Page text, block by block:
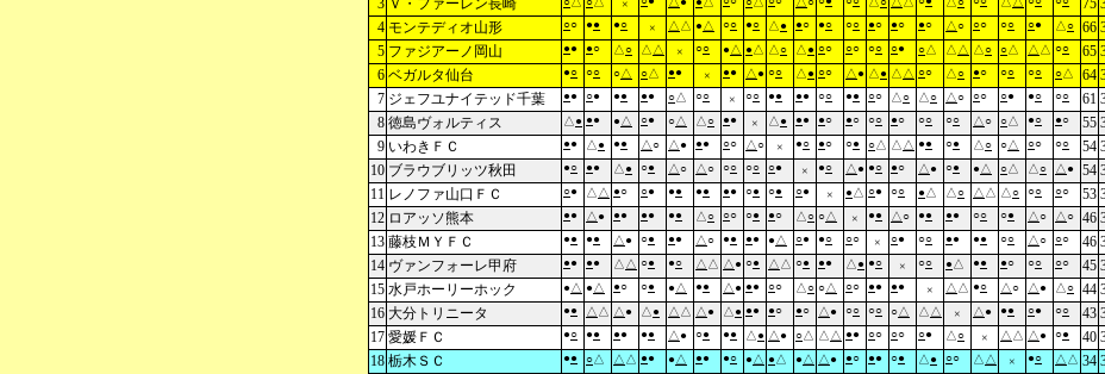
3 Ｖ・ファーレン長崎 × 75
4 モンテディオ山形 ○○ ●● ●○ × △ △ ●△ ○○ ●○ △ ● ●○ ●○ ○○ ●○ ●○ ●○ △○ ○○ ○○ ○● △○ 66
5 ファジアーノ岡山 ●● ●○ △○ △ △ × ○○ ●△ ●△ △○ △ ● ○○ ○○ ○○ ○● ○△ △ △ △○ ○△ △ △ ○○ 65
6 ベガルタ仙台 ●○ ○○ ○△ ○△ ●● × ●● △ ● ○○ △ ● ○○ △ ● △ ● △ △ ○○ △○ ●○ ○○ ○○ ○△ 64
7 ジェフユナイテッド千葉 ●● ○● ●● ●● ○△ ○○ × ○○ ●● ●● ○○ ●● ○○ △○ △○ △○ ○○ ○● ●○ ○○ 61
8 徳島ヴォルティス △ ● ●● ● △ ○● ○△ △ ○ ●● × △ ● ●● ●○ ●○ ○○ ●○ ○○ ○○ △ ○ ○△ ●○ ●○ 55
9 いわきＦＣ ●● △ ● ●● △○ △ ● ●● ○○ △○ × ●○ ●○ ○● ○△ △ △ ●● ○● △○ ○△ ○○ ○○ 54
10 ブラウブリッツ秋田 ●○ ●● △ ● ○● △ ○ △ ○ ○○ ○○ ○● × ●○ △ ● ●○ ●○ △ ● ○● ● △ ○△ △ ○ △ ● 54
11 レノファ山口ＦＣ ○● △ △ ●○ ○● ●● ●● ●● ○● ○● ○● × ●△ ○● ○○ ●△ △○ △ △ △○ ○○ ○○ 53
12 ロアッソ熊本 ●● △ ● ●● ●● ●● △ ○ ○○ ○● ●○ △ ○ ○△ × ●● △ ○ ●● ●● ○○ ○● △ ○ △ ○ 46
13 藤枝ＭＹＦＣ ●● ●● △ ● ○● ●● △○ ●● ●● ●△ ○● ●○ ○○ × ○● ○○ ●● ●● ○○ △○ ○○ 46
14 ヴァンフォーレ甲府 ●● ●● △ △ ○● ●○ △ △ △ ● ○● △ △ ○● ●● △ ● ●○ × ○○ ● △ ●● ●○ ○○ ○○ 45
15 水戸ホーリーホック ●△ ●△ ●○ ○● ●△ ●● △ ● ●● ○○ △○ ○△ ○○ ●● ●● × △ △ ●○ △○ △ ● △○ 44
16 大分トリニータ ●● △ △ △ ● △ ● △ △ △ ● △ ● ●● ●○ ●○ △ ● ○○ ○○ ○△ △ △ × △ ● ●● ○● ○○ 43
17 愛媛ＦＣ ●○ ●● ●● ●● △ ● ○● ●● △ ● △ ● ○△ △ △ ●● ○○ ○○ ○● △○ × △ △ △ ● ○● 40
18 栃木ＳＣ ●● ○△ △ △ ●● ●△ ●● ●○ ●△ ●△ ●△ △ ● ●○ ●● ○● △ ● ○○ △ △ × ●○ △ △ 34